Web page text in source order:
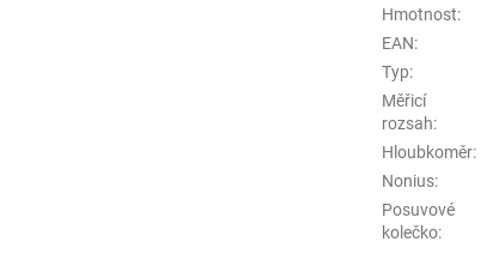
Hmotnost:
EAN:
Typ:
Měřicí
rozsah:
Hloubkoměr:
Nonius:
Posuvové
kolečko: